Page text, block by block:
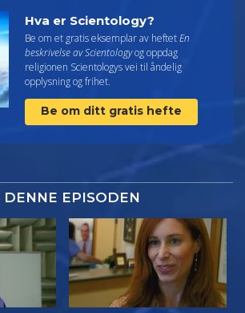
Hva er Scientology?
Be om et gratis eksemplar av heftetEn
beskrivelse av Scientologyog oppdag
religionen Scientologys vei til åndelig
opplysning og frihet.
Be om ditt gratis hefte
DENNE EPISODEN